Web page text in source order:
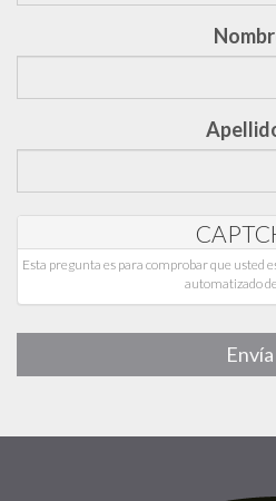
Esta pregunta es para comprobar que usted
automatizado
Envía